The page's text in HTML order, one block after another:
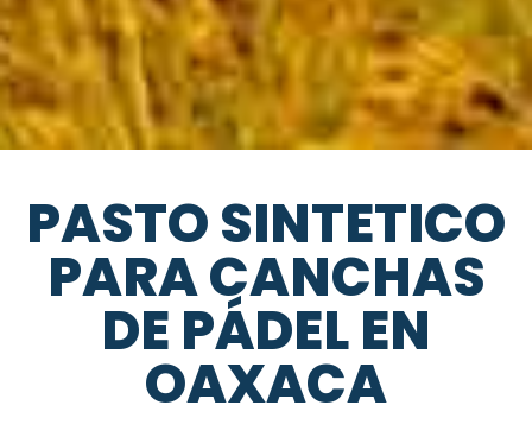
PASTO SINTETICO
PARA CANCHAS
DE PÁDEL EN
OAXACA